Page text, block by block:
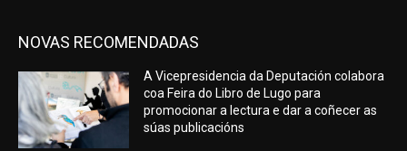
NOVAS RECOMENDADAS
A Vicepresidencia da Deputación colabora
coa Feira do Libro de Lugo para
promocionar a lectura e dar a coñecer as
súas publicacións